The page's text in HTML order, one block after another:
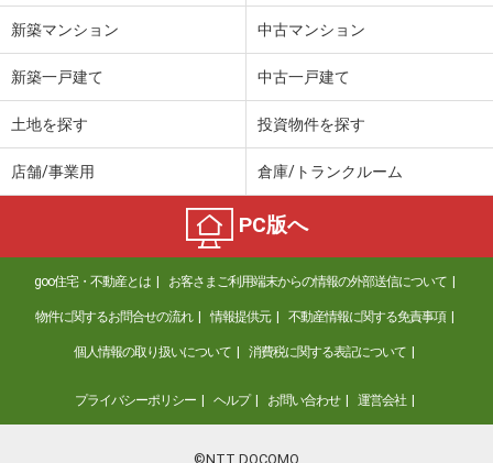
新築マンション 中古マンション
新築一戸建て 中古一戸建て
土地を探す 投資物件を探す
店舗/事業用 倉庫/トランクルーム
PC版へ
goo住宅・不動産とは お客さまご利用端末からの情報の外部送信について
物件に関するお問合せの流れ 情報提供元 不動産情報に関する免責事項
個人情報の取り扱いについて 消費税に関する表記について
プライバシーポリシー ヘルプ お問い合わせ 運営会社
©NTT DOCOMO